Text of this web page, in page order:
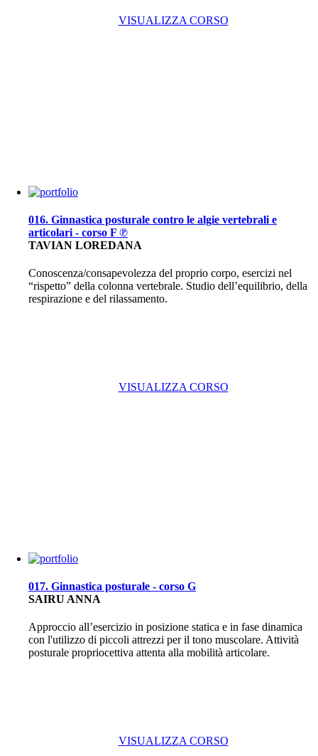
VISUALIZZA CORSO
016. Ginnastica posturale contro le algie vertebrali e
articolari - corso F ℗
TAVIAN LOREDANA
Conoscenza/consapevolezza del proprio corpo, esercizi nel
“rispetto” della colonna vertebrale. Studio dell’equilibrio, della
respirazione e del rilassamento.
VISUALIZZA CORSO
017. Ginnastica posturale - corso G
SAIRU ANNA
Approccio all’esercizio in posizione statica e in fase dinamica
con l'utilizzo di piccoli attrezzi per il tono muscolare. Attività
posturale propriocettiva attenta alla mobilità articolare.
VISUALIZZA CORSO